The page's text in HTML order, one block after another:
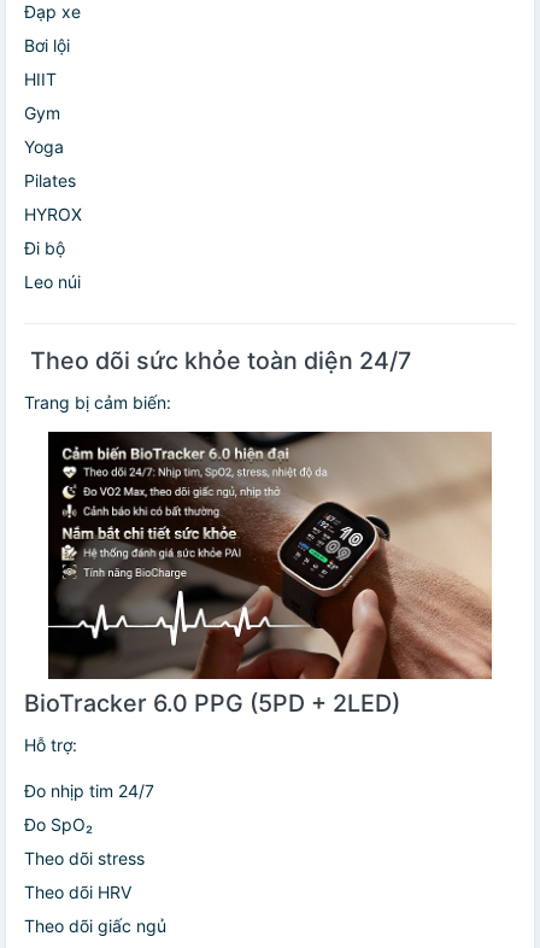
Đạp xe
Bơi lội
HIIT
Gym
Yoga
Pilates
HYROX
Đi bộ
Leo núi
️ Theo dõi sức khỏe toàn diện 24/7
Trang bị cảm biến:
BioTracker 6.0 PPG (5PD + 2LED)
Hỗ trợ:
Đo nhịp tim 24/7
Đo SpO₂
Theo dõi stress
Theo dõi HRV
Theo dõi giấc ngủ